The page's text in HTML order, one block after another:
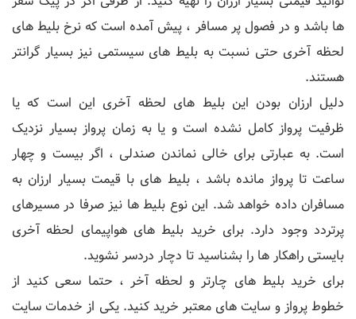
ها باشد و در فصول پر مسافر ، پیش آمده است که نرخ بلیط های
لحظه آخری حتی نسبت به بلیط های سیستمی نیز بسیار گرانتر
هستند.
دلیل ارزان بودن این بلیط های لحظه آخری این است که یا
ظرفیت پرواز کامل نشده است و یا به زمان پرواز بسیار نزدیک
است. به عبارتی برای خالی نماندن صندلی ، اگر بیست و چهار
ساعت تا پرواز مانده باشد ، بلیط های با قیمت بسیار ارزان به
مسافران داده خواهد شد. این نوع بلیط ها نیز صرفا در مسیرهای
پرتردد وجود دارد. برای خرید بلیط های هواپیمای لحظه آخری
بایستی راهکار ها را بشناسید تا دچار دردسر نشوید.
برای خرید بلیط های چارتر و لحظه آخر ، حتما سعی کنید از
خطوط پرواز و سایت های معتبر خرید کنید. یکی از خدمات سایت